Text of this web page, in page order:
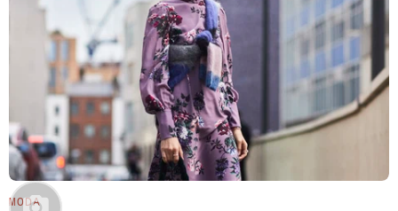
MODA